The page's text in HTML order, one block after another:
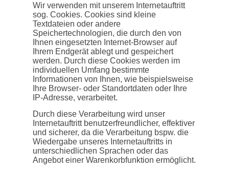
Wir verwenden mit unserem Internetauftritt
sog. Cookies. Cookies sind kleine
Textdateien oder andere
Speichertechnologien, die durch den von
Ihnen eingesetzten Internet-Browser auf
Ihrem Endgerät ablegt und gespeichert
werden. Durch diese Cookies werden im
individuellen Umfang bestimmte
Informationen von Ihnen, wie beispielsweise
Ihre Browser- oder Standortdaten oder Ihre
IP-Adresse, verarbeitet.
Durch diese Verarbeitung wird unser
Internetauftritt benutzerfreundlicher, effektiver
und sicherer, da die Verarbeitung bspw. die
Wiedergabe unseres Internetauftritts in
unterschiedlichen Sprachen oder das
Angebot einer Warenkorbfunktion ermöglicht.